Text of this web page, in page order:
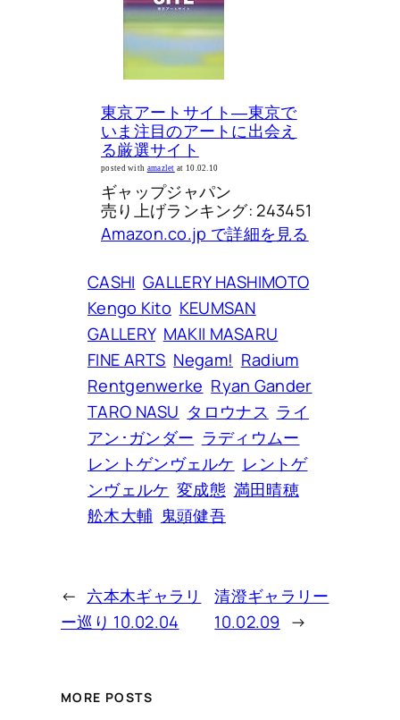
東京アートサイト―東京で
いま注目のアートに出会え
る厳選サイト
posted with amazlet at 10.02.10
ギャップジャパン
売り上げランキング: 243451
Amazon.co.jp で詳細を見る
CASHI GALLERY HASHIMOTO
Kengo Kito KEUMSAN
GALLERY MAKII MASARU
FINE ARTS Negam! Radium
Rentgenwerke Ryan Gander
TARO NASU タロウナス ライ
アン･ガンダー ラディウムー
レントゲンヴェルケ レントゲ
ンヴェルケ 変成態 満田晴穂
舩木大輔 鬼頭健吾
← 六本木ギャラリ
ー巡り 10.02.04
清澄ギャラリー
10.02.09
→
MORE POSTS